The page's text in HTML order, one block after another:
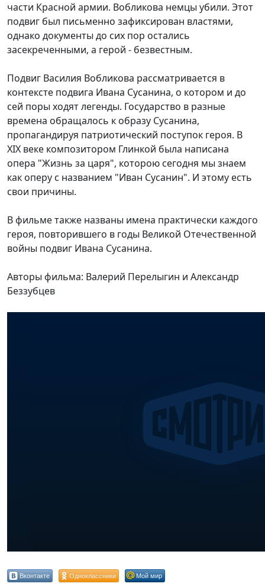
части Красной армии. Вобликова немцы убили. Этот
подвиг был письменно зафиксирован властями,
однако документы до сих пор остались
засекреченными, а герой - безвестным.
Подвиг Василия Вобликова рассматривается в
контексте подвига Ивана Сусанина, о котором и до
сей поры ходят легенды. Государство в разные
времена обращалось к образу Сусанина,
пропагандируя патриотический поступок героя. В
XIX веке композитором Глинкой была написана
опера "Жизнь за царя", которою сегодня мы знаем
как оперу с названием "Иван Сусанин". И этому есть
свои причины.
В фильме также названы имена практически каждого
героя, повторившего в годы Великой Отечественной
войны подвиг Ивана Сусанина.
Авторы фильма: Валерий Перелыгин и Александр
Беззубцев
Вконтакте Одноклассники Мой мир